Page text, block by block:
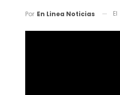
Por En Linea Noticias El